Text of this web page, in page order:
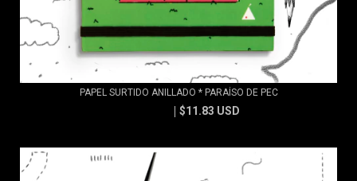
PAPEL SURTIDO ANILLADO * PARAÍSO DE PEC
$11.83 USD